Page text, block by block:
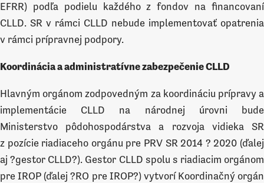
EFRR) podľa podielu každého z fondov na financovaní
CLLD. SR v rámci CLLD nebude implementovať opatrenia
v rámci prípravnej podpory.
Koordinácia a administratívne zabezpečenie CLLD
Hlavným orgánom zodpovedným za koordináciu prípravy a
implementácie CLLD na národnej úrovni bude
Ministerstvo pôdohospodárstva a rozvoja vidieka SR
z pozície riadiaceho orgánu pre PRV SR 2014 ? 2020 (ďalej
aj ?gestor CLLD?). Gestor CLLD spolu s riadiacim orgánom
pre IROP (ďalej ?RO pre IROP?) vytvorí Koordinačný orgán